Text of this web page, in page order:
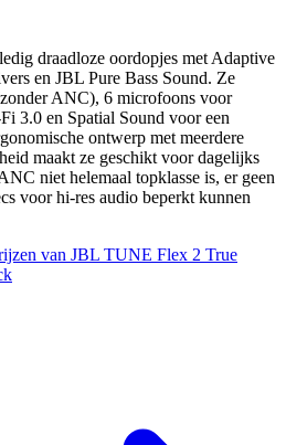
draadloze oordopjes met Adaptive
en JBL Pure Bass Sound. Ze
ANC), 6 microfoons voor
3.0 en Spatial Sound voor een
ontwerp met meerdere
maakt ze geschikt voor dagelijks
niet helemaal topklasse is, er geen
voor hi‑res audio beperkt kunnen
van JBL TUNE Flex 2 True